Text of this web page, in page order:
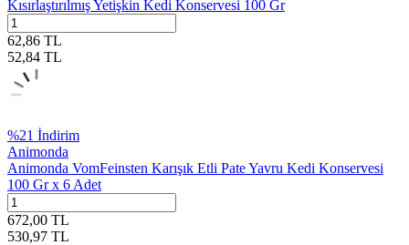
Kısırlaştırılmış Yetişkin Kedi Konservesi 100 Gr
62,86 TL
52,84 TL
%21 İndirim
Animonda
Animonda VomFeinsten Karışık Etli Pate Yavru Kedi Konservesi
100 Gr x 6 Adet
672,00 TL
530,97 TL